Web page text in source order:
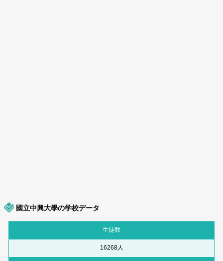
國立中興大學の学校データ
生徒数
16268人